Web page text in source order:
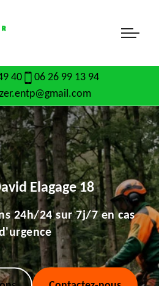
40
06 26 99 13 94
Elagage 18
24h/24 sur 7j/7 en cas